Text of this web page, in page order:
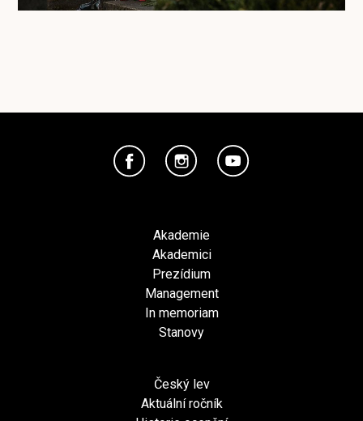
Akademie
Akademici
Prezídium
Management
In memoriam
Stanovy
Český lev
Aktuální ročník